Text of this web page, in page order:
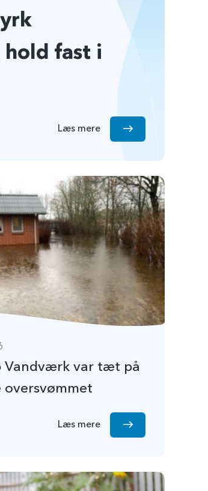
fast i
Læs mere
Vandværk var tæt på
oversvømmet
Læs mere